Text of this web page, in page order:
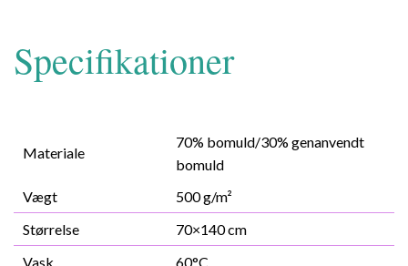
Specifikationer
Materiale
70% bomuld/30% genanvendt
bomuld
Vægt
500 g/m²
Størrelse
70×140 cm
Vask
60°C